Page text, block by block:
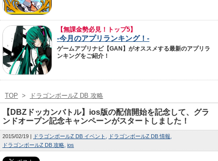
【無課金勢必見！トップ5】
-今月のアプリランキング！-
ゲームアプリナビ【GAN】がオススメする最新のアプリラ
ンキングをご紹介！
TOP > ドラゴンボールZ DB 攻略
【DBZドッカンバトル】ios版の配信開始を記念して、グラ
ンドオープン記念キャンペーンがスタートしました！
2015/02/19 ドラゴンボールZ DB イベント
ドラゴンボールZ DB 情報
ドラゴンボールZ DB 攻略 ios